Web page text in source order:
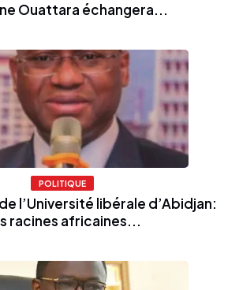
Ouattara échangera...
POLITIQUE
l’Université libérale d’Abidjan:
racines africaines...